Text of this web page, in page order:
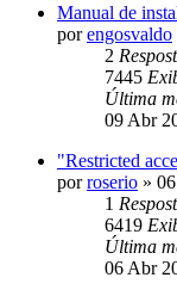
Manual de
porengosvaldo
2
7445
Última
09 Abr
"Restricted
porroserio »
1
6419
Última
06 Abr